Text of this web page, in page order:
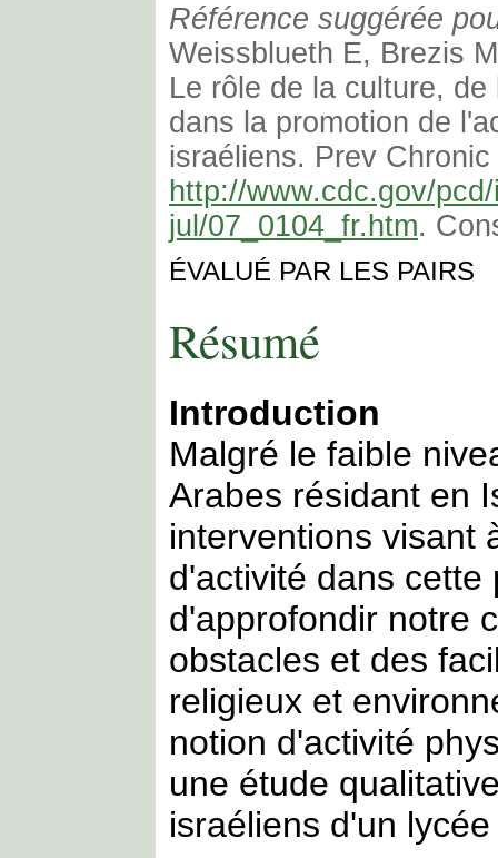
Référence suggérée
Weissblueth E, Brezis
Le rôle de la culture,
dans la promotion de
israéliens. Prev
http://www.cdc.gov/
jul/07_0104_fr.htm.
ÉVALUÉ PAR LES PAIRS
Résumé
Introduction
Malgré le faible
Arabes résidant en
interventions visant
d'activité dans cette
d'approfondir notre
obstacles et des
religieux et
notion d'activité
une étude
israéliens d'un